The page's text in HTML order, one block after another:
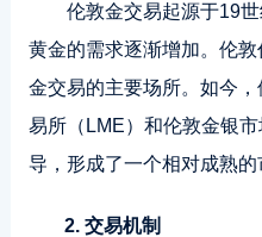
伦敦金交易起源于19
黄金的需求逐渐增加。伦
金交易的主要场所。如今
易所（LME）和伦敦金银
导，形成了一个相对成熟的
2. 交易机制